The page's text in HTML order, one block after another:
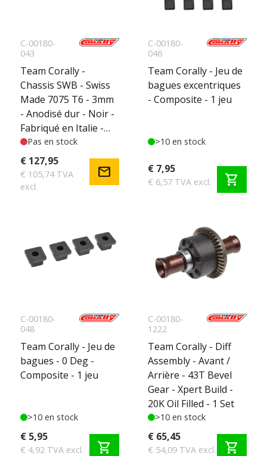
C-00180-
043
Team Corally -
Chassis SWB - Swiss
Made 7075 T6 - 3mm
- Anodisé dur - Noir -
Fabriqué en Italie -
Convient - Buggy -
SWB Truck - 1pc
Pas en stock
€ 127,95
€ 105,74 TVA
excl.
mail
C-00180-
046
Team Corally - Jeu de
bagues excentriques
- Composite - 1 jeu
>10 en stock
€ 7,95
€ 6,57 TVA excl. shopping_cart
C-00180-
048
Team Corally - Jeu de
bagues - 0 Deg -
Composite - 1 jeu
>10 en stock
€ 5,95
€ 4,92 TVA excl. shopping_cart
C-00180-
1222
Team Corally - Diff
Assembly - Avant /
Arrière - 43T Bevel
Gear - Xpert Build -
20K Oil Filled - 1 Set
>10 en stock
€ 65,45
€ 54,09 TVA excl. shopping_cart